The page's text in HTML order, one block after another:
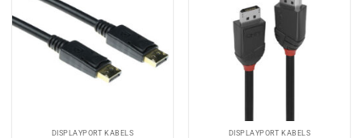
DISPLAYPORT KABELS DISPLAYPORT KABELS